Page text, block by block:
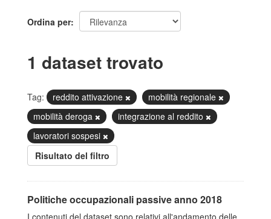
Ordina per
1 dataset trovato
Tag: reddito attivazione
mobilità regionale
mobilità deroga
integrazione al reddito
lavoratori sospesi
Risultato del filtro
Politiche occupazionali passive anno 2018
I contenuti del dataset sono relativi all'andamento delle